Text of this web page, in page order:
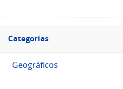
Filtro
Categorias
Categorias
Geográficos